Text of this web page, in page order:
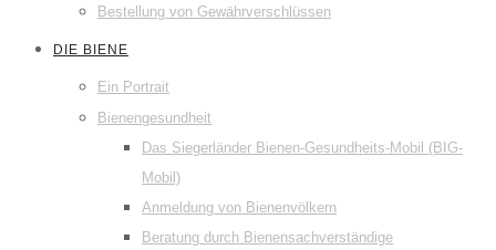
Bestellung von Gewährverschlüssen
DIE BIENE
Ein Portrait
Bienengesundheit
Das Siegerländer Bienen-Gesundheits-Mobil (BIG-
Mobil)
Anmeldung von Bienenvölkern
Beratung durch Bienensachverständige